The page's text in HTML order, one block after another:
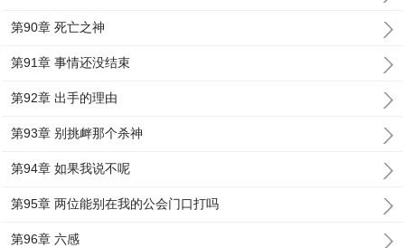
第90章 死亡之神
第91章 事情还没结束
第92章 出手的理由
第93章 别挑衅那个杀神
第94章 如果我说不呢
第95章 两位能别在我的公会门口打吗
第96章 六感